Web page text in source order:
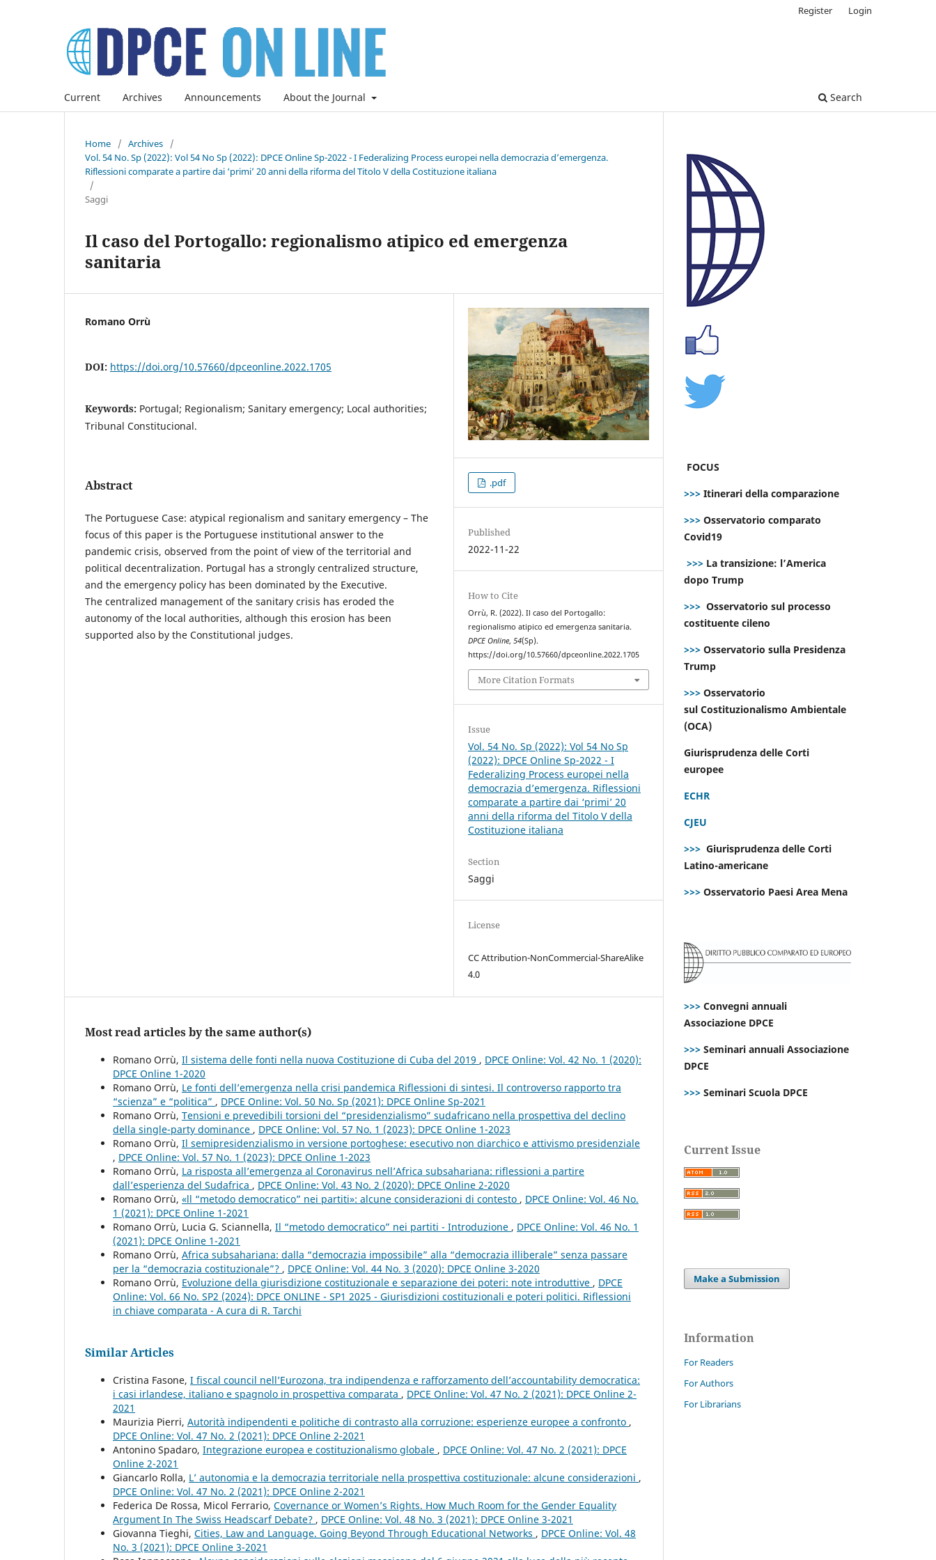
Current Archives Announcements About the Journal Search
Register Login
Home / Archives
/
Vol. 54 No. Sp (2022): Vol 54 No Sp (2022): DPCE Online Sp-2022 - I Federalizing Process europei nella democrazia d’emergenza.
Riflessioni comparate a partire dai ‘primi’ 20 anni della riforma del Titolo V della Costituzione italiana
/
Saggi
Il caso del Portogallo: regionalismo atipico ed emergenza
sanitaria
Romano Orrù
DOI: https://doi.org/10.57660/dpceonline.2022.1705
Keywords: Portugal; Regionalism; Sanitary emergency; Local authorities;
Tribunal Constitucional.
Abstract
The Portuguese Case: atypical regionalism and sanitary emergency – The
focus of this paper is the Portuguese institutional answer to the
pandemic crisis, observed from the point of view of the territorial and
political decentralization. Portugal has a strongly centralized structure,
and the emergency policy has been dominated by the Executive.
The centralized management of the sanitary crisis has eroded the
autonomy of the local authorities, although this erosion has been
supported also by the Constitutional judges.
.pdf
Published
2022-11-22
How to Cite
Orrù, R. (2022). Il caso del Portogallo:
regionalismo atipico ed emergenza sanitaria.
DPCE Online,54(Sp).
https://doi.org/10.57660/dpceonline.2022.1705
More Citation Formats
Issue
Vol. 54 No. Sp (2022): Vol 54 No Sp
(2022): DPCE Online Sp-2022 - I
Federalizing Process europei nella
democrazia d’emergenza. Riflessioni
comparate a partire dai ‘primi’ 20
anni della riforma del Titolo V della
Costituzione italiana
Section
Saggi
License
CC Attribution-NonCommercial-ShareAlike
4.0
Most read articles by the same author(s)
Romano Orrù, Il sistema delle fonti nella nuova Costituzione di Cuba del 2019 , DPCE Online: Vol. 42 No. 1 (2020):
DPCE Online 1-2020
Romano Orrù, Le fonti dell’emergenza nella crisi pandemica Riflessioni di sintesi. Il controverso rapporto tra
“scienza” e “politica” , DPCE Online: Vol. 50 No. Sp (2021): DPCE Online Sp-2021
Romano Orrù, Tensioni e prevedibili torsioni del “presidenzialismo” sudafricano nella prospettiva del declino
della single-party dominance , DPCE Online: Vol. 57 No. 1 (2023): DPCE Online 1-2023
Romano Orrù, Il semipresidenzialismo in versione portoghese: esecutivo non diarchico e attivismo presidenziale
, DPCE Online: Vol. 57 No. 1 (2023): DPCE Online 1-2023
Romano Orrù, La risposta all’emergenza al Coronavirus nell’Africa subsahariana: riflessioni a partire
dall’esperienza del Sudafrica , DPCE Online: Vol. 43 No. 2 (2020): DPCE Online 2-2020
Romano Orrù, «ll “metodo democratico” nei partiti»: alcune considerazioni di contesto , DPCE Online: Vol. 46 No.
1 (2021): DPCE Online 1-2021
Romano Orrù, Lucia G. Sciannella, Il “metodo democratico” nei partiti - Introduzione , DPCE Online: Vol. 46 No. 1
(2021): DPCE Online 1-2021
Romano Orrù, Africa subsahariana: dalla “democrazia impossibile” alla “democrazia illiberale” senza passare
per la “democrazia costituzionale”? , DPCE Online: Vol. 44 No. 3 (2020): DPCE Online 3-2020
Romano Orrù, Evoluzione della giurisdizione costituzionale e separazione dei poteri: note introduttive , DPCE
Online: Vol. 66 No. SP2 (2024): DPCE ONLINE - SP1 2025 - Giurisdizioni costituzionali e poteri politici. Riflessioni
in chiave comparata - A cura di R. Tarchi
Similar Articles
Cristina Fasone, I fiscal council nell’Eurozona, tra indipendenza e rafforzamento dell’accountability democratica:
i casi irlandese, italiano e spagnolo in prospettiva comparata , DPCE Online: Vol. 47 No. 2 (2021): DPCE Online 2-
2021
Maurizia Pierri, Autorità indipendenti e politiche di contrasto alla corruzione: esperienze europee a confronto ,
DPCE Online: Vol. 47 No. 2 (2021): DPCE Online 2-2021
Antonino Spadaro, Integrazione europea e costituzionalismo globale , DPCE Online: Vol. 47 No. 2 (2021): DPCE
Online 2-2021
Giancarlo Rolla, L’ autonomia e la democrazia territoriale nella prospettiva costituzionale: alcune considerazioni ,
DPCE Online: Vol. 47 No. 2 (2021): DPCE Online 2-2021
Federica De Rossa, Micol Ferrario, Covernance or Women’s Rights. How Much Room for the Gender Equality
Argument In The Swiss Headscarf Debate? , DPCE Online: Vol. 48 No. 3 (2021): DPCE Online 3-2021
Giovanna Tieghi, Cities, Law and Language. Going Beyond Through Educational Networks , DPCE Online: Vol. 48
No. 3 (2021): DPCE Online 3-2021
FOCUS
>>> Itinerari della comparazione
>>> Osservatorio comparato
Covid19
>>> La transizione: l’America
dopo Trump
>>> Osservatorio sul processo
costituente cileno
>>> Osservatorio sulla Presidenza
Trump
>>> Osservatorio
sul Costituzionalismo Ambientale
(OCA)
Giurisprudenza delle Corti
europee
ECHR
CJEU
>>> Giurisprudenza delle Corti
Latino-americane
>>> Osservatorio Paesi Area Mena
>>> Convegni annuali
Associazione DPCE
>>> Seminari annuali Associazione
DPCE
>>> Seminari Scuola DPCE
Current Issue
Make a Submission
Information
For Readers
For Authors
For Librarians